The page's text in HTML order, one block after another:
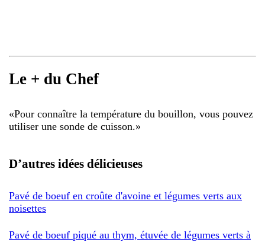
Le + du Chef
«Pour connaître la température du bouillon, vous pouvez
utiliser une sonde de cuisson.»
D’autres idées délicieuses
Pavé de boeuf en croûte d'avoine et légumes verts aux
noisettes
Pavé de boeuf piqué au thym, étuvée de légumes verts à